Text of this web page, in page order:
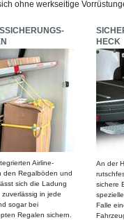
ohne werkseitige
Airline-
den Regalböden und
sich die Ladung
in jede
sogar bei
Regalen sichern.
HECK
An der
sichere
Falle